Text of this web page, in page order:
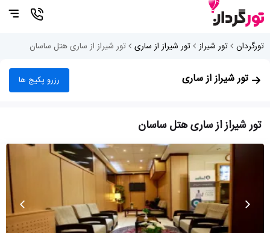
تورگردان تور شیراز تور شیراز از ساری تور شیراز از ساری هتل ساسان
تور شیراز از ساری رزرو پکیج ها
تور شیراز از ساری هتل ساسان